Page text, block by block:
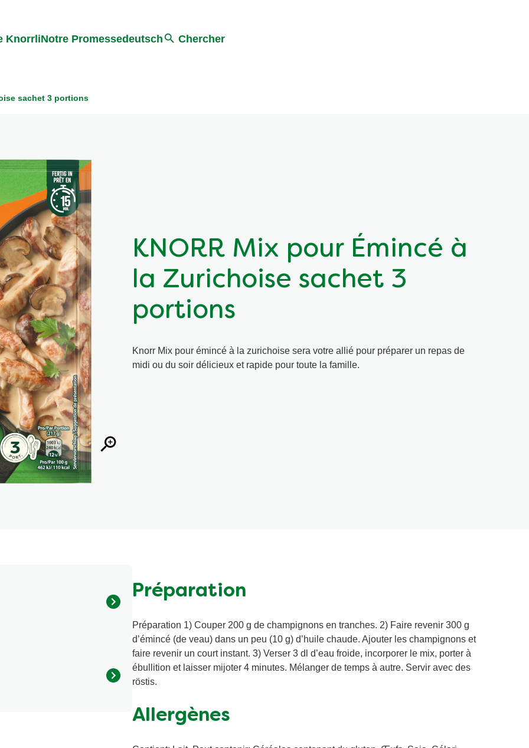
KnorrliNotre Promessedeutsch Chercher
sachet 3 portions
KNORR Mix pour Émincé à
la Zurichoise sachet 3
portions
Knorr Mix pour émincé à la zurichoise sera votre allié pour préparer un repas de
midi ou du soir délicieux et rapide pour toute la famille.
vin blanc, jus de citron
Préparation
Préparation 1) Couper 200 g de champignons en tranches. 2) Faire revenir 300 g
d’émincé (de veau) dans un peu (10 g) d’huile chaude. Ajouter les champignons et
faire revenir un court instant. 3) Verser 3 dl d’eau froide, incorporer le mix, porter à
ébullition et laisser mijoter 4 minutes. Mélanger de temps à autre. Servir avec des
röstis.
Allergènes